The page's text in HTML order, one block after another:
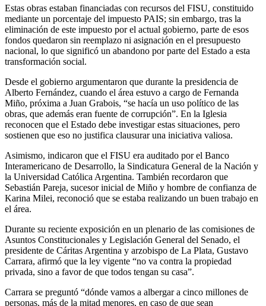
Estas obras estaban financiadas con recursos del FISU, constituido
mediante un porcentaje del impuesto PAIS; sin embargo, tras la
eliminación de este impuesto por el actual gobierno, parte de esos
fondos quedaron sin reemplazo ni asignación en el presupuesto
nacional, lo que significó un abandono por parte del Estado a esta
transformación social.
Desde el gobierno argumentaron que durante la presidencia de
Alberto Fernández, cuando el área estuvo a cargo de Fernanda
Miño, próxima a Juan Grabois, “se hacía un uso político de las
obras, que además eran fuente de corrupción”. En la Iglesia
reconocen que el Estado debe investigar estas situaciones, pero
sostienen que eso no justifica clausurar una iniciativa valiosa.
Asimismo, indicaron que el FISU era auditado por el Banco
Interamericano de Desarrollo, la Sindicatura General de la Nación y
la Universidad Católica Argentina. También recordaron que
Sebastián Pareja, sucesor inicial de Miño y hombre de confianza de
Karina Milei, reconoció que se estaba realizando un buen trabajo en
el área.
Durante su reciente exposición en un plenario de las comisiones de
Asuntos Constitucionales y Legislación General del Senado, el
presidente de Cáritas Argentina y arzobispo de La Plata, Gustavo
Carrara, afirmó que la ley vigente “no va contra la propiedad
privada, sino a favor de que todos tengan su casa”.
Carrara se preguntó “dónde vamos a albergar a cinco millones de
personas, más de la mitad menores, en caso de que sean